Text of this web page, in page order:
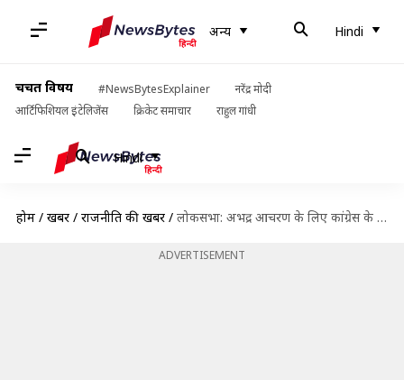
अन्य Hindi
चर्चित विषय #NewsBytesExplainer
नरेंद्र मोदी
आर्टिफिशियल इंटेलिजेंस
क्रिकेट समाचार राहुल गांधी
Hindi
होम / खबरें / राजनीति की खबरें / लोकसभा: अभद्र आचरण के लिए कांग्रेस के सात सांसद पूरे सत्र के लिए निलंबित
ADVERTISEMENT